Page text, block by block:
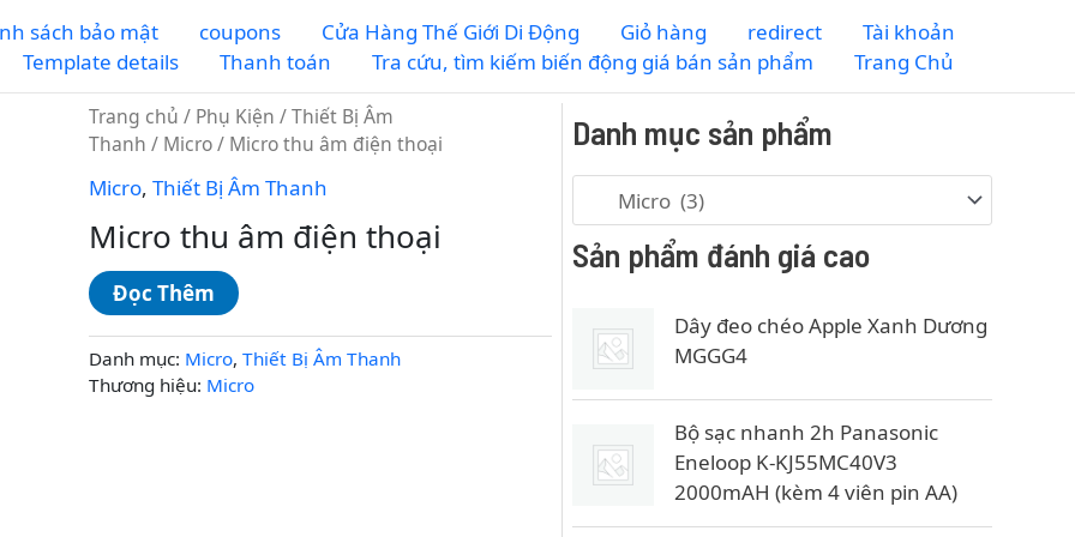
sách bảo mật coupons Cửa Hàng Thế Giới Di Động Giỏ hàng redirect
Tài khoản
Template details Thanh toán Tra cứu, tìm kiếm biến động giá bán sản phẩm Trang Chủ
Trang chủ / Phụ Kiện /Thiết Bị Âm
Thanh / Micro/ Micro thu âm điện thoại
Micro, Thiết Bị Âm Thanh
Micro thu âm điện thoại
Đọc Thêm
Danh mục: Micro, Thiết Bị Âm Thanh
Thương hiệu: Micro
Danh mục sản phẩm
Sản phẩm đánh giá cao
Dây đeo chéo Apple Xanh Dương
MGGG4
Bộ sạc nhanh 2h Panasonic
Eneloop K-KJ55MC40V3
2000mAH (kèm 4 viên pin AA)